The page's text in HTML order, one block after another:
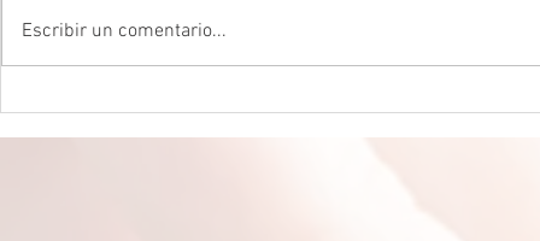
Escribir un comentario...